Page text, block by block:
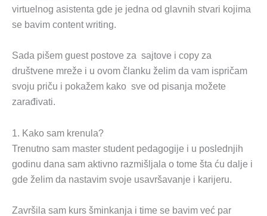
virtuelnog asistenta gde je jedna od glavnih stvari kojima
se bavim content writing.
Sada pišem guest postove za sajtove i copy za
društvene mreže i u ovom članku želim da vam ispričam
svoju priču i pokažem kako sve od pisanja možete
zarađivati.
1. Kako sam krenula?
Trenutno sam master student pedagogije i u poslednjih
godinu dana sam aktivno razmišljala o tome šta ću dalje i
gde želim da nastavim svoje usavršavanje i karijeru.
Završila sam kurs šminkanja i time se bavim već par